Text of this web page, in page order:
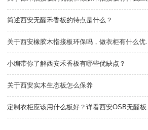
简述西安无醛禾香板的特点是什么？
小编带你了解西安禾香板有哪些优缺点？
关于西安实木生态板怎么保养